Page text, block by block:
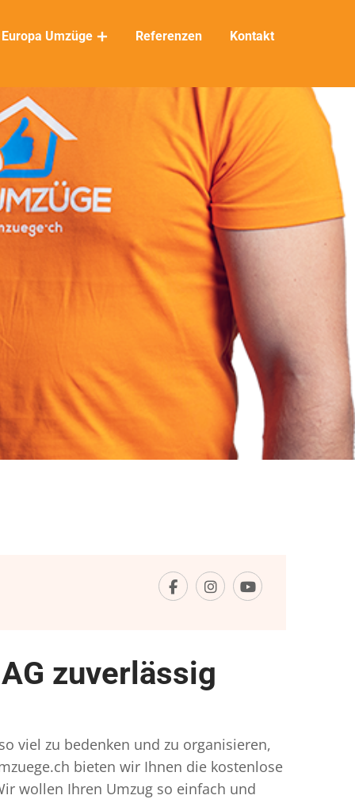
Europa Umzüge Referenzen Kontakt
zuverlässig
viel zu bedenken und zu organisieren,
bieten wir Ihnen die kostenlose
wollen Ihren Umzug so einfach und